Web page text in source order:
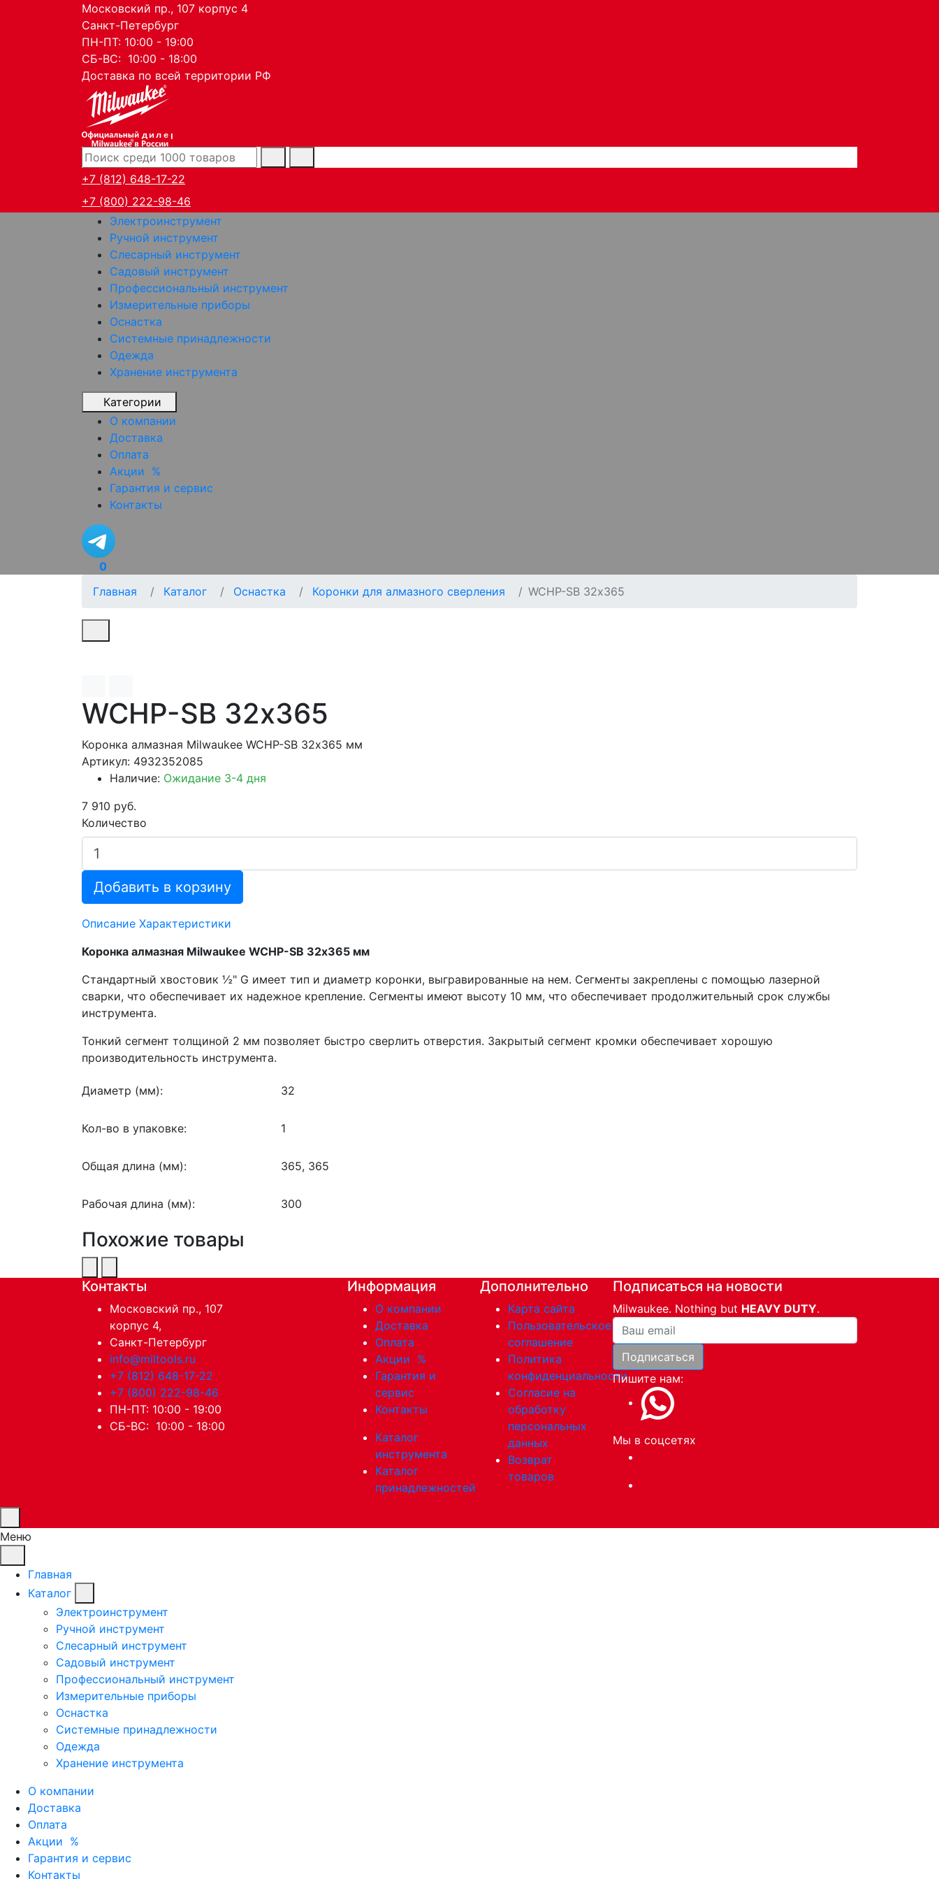
Московский пр., 107 корпус 4
Санкт-Петербург
ПН-ПТ: 10:00 - 19:00
СБ-ВС: 10:00 - 18:00
Доставка по всей территории РФ
дилер
+7 (812) 648-17-22
+7 (800) 222-98-46
Электроинструмент
Ручной инструмент
Слесарный инструмент
Садовый инструмент
Профессиональный инструмент
Измерительные приборы
Оснастка
Системные принадлежности
Одежда
Хранение инструмента
Категории
О компании
Доставка
Оплата
Акции %
Гарантия и сервис
Контакты
0
Главная
Каталог Оснастка Коронки для алмазного сверления WCHP-SB 32х365
WCHP-SB 32х365
Коронка алмазная Milwaukee WCHP-SB 32х365 мм
Артикул: 4932352085
Наличие: Ожидание 3-4 дня
7 910 руб.
Количество
Добавить в корзину
Описание Характеристики
Коронка алмазная Milwaukee WCHP-SB 32х365 мм
Стандартный хвостовик ½" G имеет тип и диаметр коронки, выгравированные на нем. Сегменты закреплены с помощью лазерной
сварки, что обеспечивает их надежное крепление. Сегменты имеют высоту 10 мм, что обеспечивает продолжительный срок службы
инструмента.
Тонкий сегмент толщиной 2 мм позволяет быстро сверлить отверстия. Закрытый сегмент кромки обеспечивает хорошую
производительность инструмента.
Диаметр (мм): 32
Кол-во в упаковке: 1
Общая длина (мм): 365, 365
Рабочая длина (мм): 300
Похожие товары
Контакты
Московский пр., 107
корпус 4,
Санкт-Петербург
info@miltools.ru
+7 (812) 648-17-22
+7 (800) 222-98-46
ПН-ПТ: 10:00 - 19:00
СБ-ВС: 10:00 - 18:00
Информация
О компании
Доставка
Оплата
Акции %
Гарантия и
сервис
Контакты
Каталог
инструмента
Каталог
принадлежностей
Дополнительно
Карта сайта
Пользовательское
соглашение
Политика
конфиденциальности
Согласие на
обработку
персональных
данных
Возврат
товаров
Подписаться на новости
Milwaukee. Nothing but HEAVY DUTY.
Ваша почта
Подписаться
Пишите нам:
Мы в соцсетях
Меню
Главная
Каталог
Электроинструмент
Ручной инструмент
Слесарный инструмент
Садовый инструмент
Профессиональный инструмент
Измерительные приборы
Оснастка
Системные принадлежности
Одежда
Хранение инструмента
О компании
Доставка
Оплата
Акции %
Гарантия и сервис
Контакты